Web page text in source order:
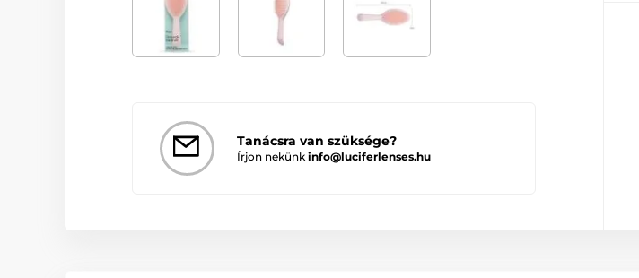
Tanácsra van szüksége?
Írjon nekünk info@luciferlenses.hu